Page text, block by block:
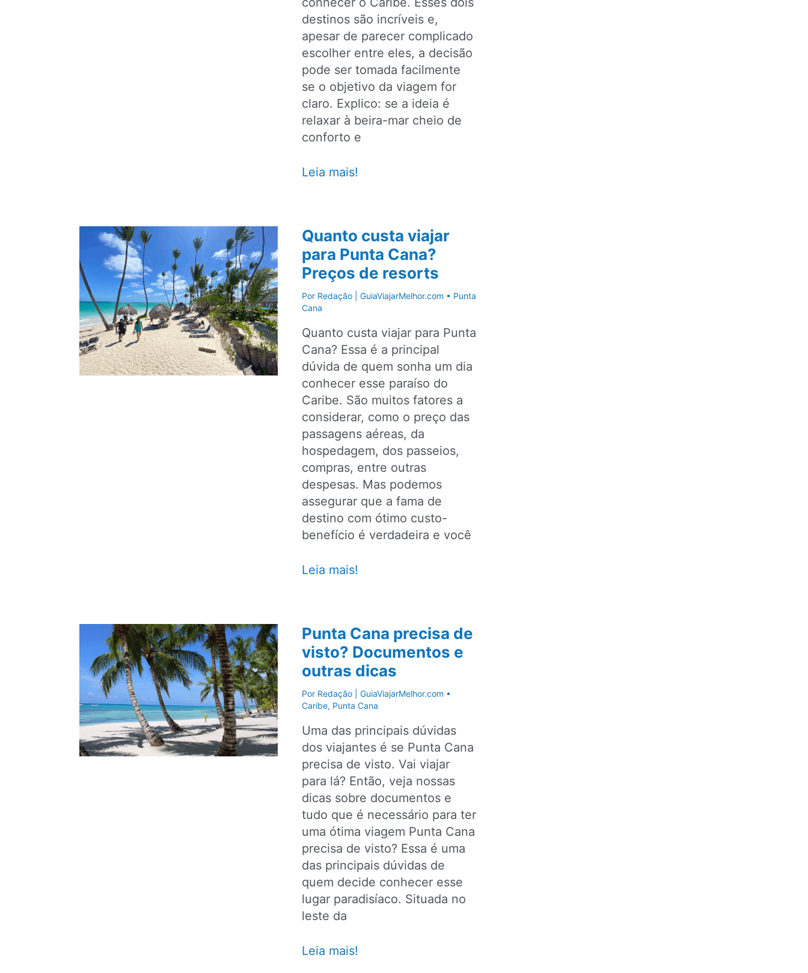
destinos são incríveis e,
apesar de parecer complicado
escolher entre eles, a decisão
pode ser tomada facilmente
se o objetivo da viagem for
claro. Explico: se a ideia é
relaxar à beira-mar cheio de
conforto e
Punta
Veja
qual
destino
escolher
no
Leia mais!
Quanto custa viajar
para Punta Cana?
Preços de resorts
Por Redação | GuiaViajarMelhor.com • Punta
Cana
Quanto custa viajar para Punta
Cana? Essa é a principal
dúvida de quem sonha um dia
conhecer esse paraíso do
Caribe. São muitos fatores a
considerar, como o preço das
passagens aéreas, da
hospedagem, dos passeios,
compras, entre outras
despesas. Mas podemos
assegurar que a fama de
destino com ótimo custo-
benefício é verdadeira e você
Quanto
Punta
Cana?
Preços
de
resorts
Leia mais!
Punta Cana precisa de
visto? Documentos e
outras dicas
Por Redação | GuiaViajarMelhor.com •
Caribe, Punta Cana
Uma das principais dúvidas
dos viajantes é se Punta Cana
precisa de visto. Vai viajar
para lá? Então, veja nossas
dicas sobre documentos e
tudo que é necessário para ter
uma ótima viagem Punta Cana
precisa de visto? Essa é uma
das principais dúvidas de
quem decide conhecer esse
lugar paradisíaco. Situada no
leste da
Punta
Leia mais!